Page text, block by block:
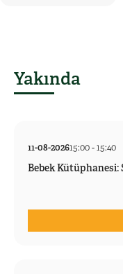
Yakında
11-08-202615:00-15:40
Bebek Kütüphanesi: